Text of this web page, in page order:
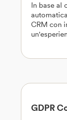
In base al
CRM con
GDPR